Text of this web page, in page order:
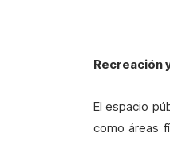
Recreación
El espacio
como áreas